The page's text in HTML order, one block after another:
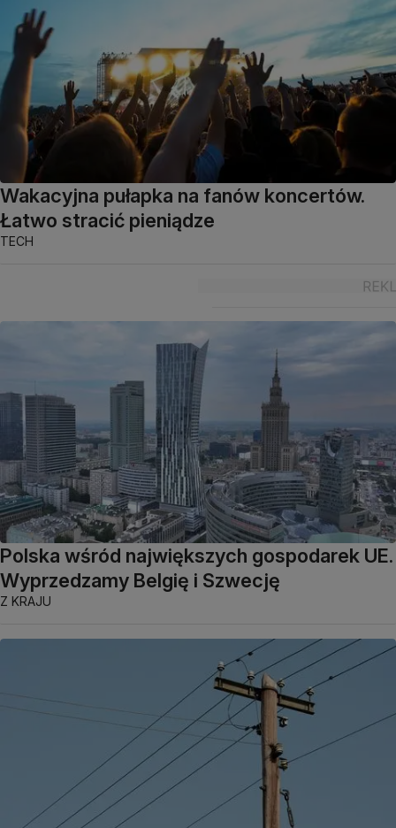
Wakacyjna pułapka na fanów koncertów.
Łatwo stracić pieniądze
TECH
Polska wśród największych gospodarek UE.
Wyprzedzamy Belgię i Szwecję
Z KRAJU